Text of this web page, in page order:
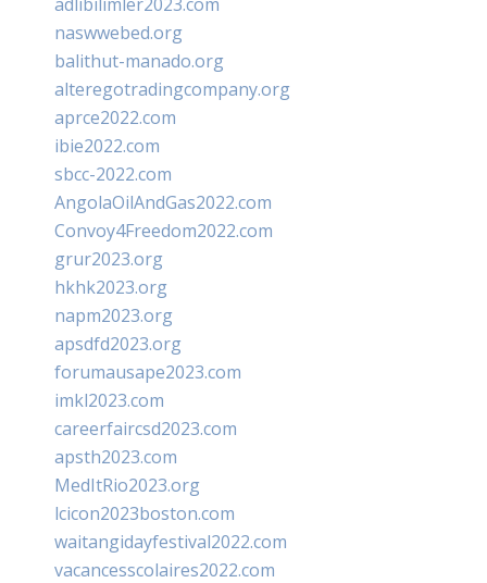
naswwebed.org
balithut-manado.org
alteregotradingcompany.org
aprce2022.com
ibie2022.com
sbcc-2022.com
AngolaOilAndGas2022.com
Convoy4Freedom2022.com
grur2023.org
hkhk2023.org
napm2023.org
apsdfd2023.org
forumausape2023.com
imkl2023.com
careerfaircsd2023.com
apsth2023.com
MedItRio2023.org
lcicon2023boston.com
waitangidayfestival2022.com
vacancesscolaires2022.com